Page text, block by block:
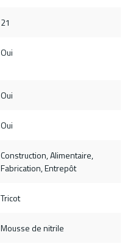
21
Oui
Oui
Oui
Construction, Alimentaire,
Fabrication, Entrepôt
Tricot
Mousse de nitrile